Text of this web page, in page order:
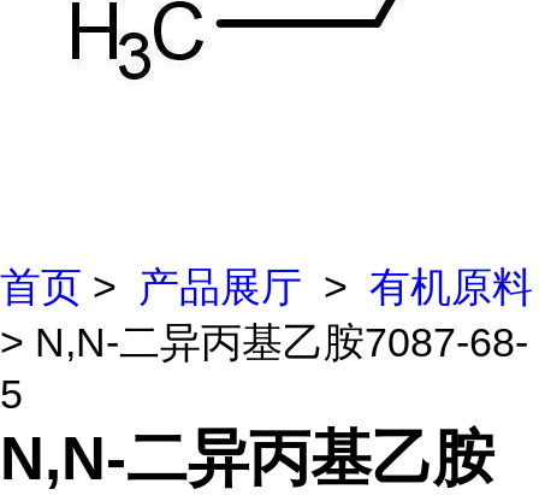
首页 > 产品展厅 > 有机原料
> N,N-二异丙基乙胺7087-68-
5
N,N-二异丙基乙胺